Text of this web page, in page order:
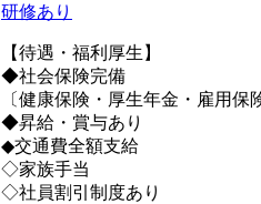
研修あり
【待遇・福利厚生】
◆社会保険完備
〔健康保険・厚生年金・雇用保
◆昇給・賞与あり
◆交通費全額支給
◇家族手当
◇社員割引制度あり